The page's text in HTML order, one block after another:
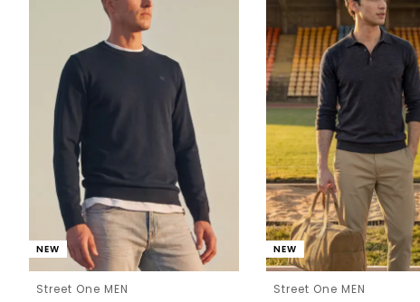
NEW
Street One MEN
NEW
Street One MEN